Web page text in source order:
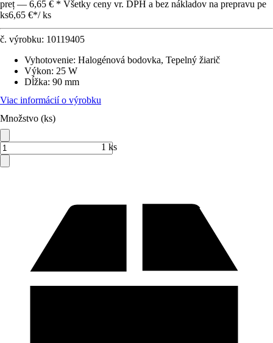
preț — 6,65 € * Všetky ceny vr. DPH a bez nákladov na prepravu pe
ks6,65 €*/ ks
č. výrobku: 10119405
Vyhotovenie: Halogénová bodovka, Tepelný žiarič
Výkon: 25 W
Dĺžka: 90 mm
Viac informácií o výrobku
Množstvo (ks)
1 ks